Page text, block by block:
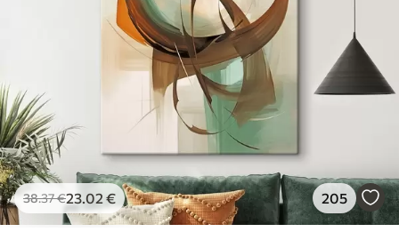
38.37€23.02 € 205